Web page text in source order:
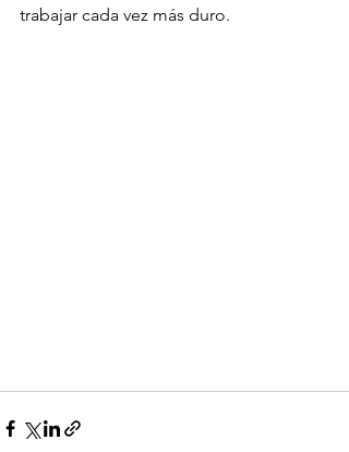
trabajar cada vez más duro.